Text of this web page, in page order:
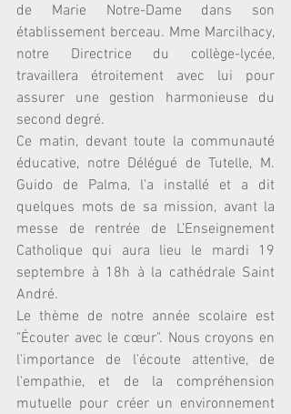
de Marie Notre-Dame dans son
établissement berceau. Mme Marcilhacy,
notre Directrice du collège-lycée,
travaillera étroitement avec lui pour
assurer une gestion harmonieuse du
second degré.
Ce matin, devant toute la communauté
éducative, notre Délégué de Tutelle, M.
Guido de Palma, l’a installé et a dit
quelques mots de sa mission, avant la
messe de rentrée de L’Enseignement
Catholique qui aura lieu le mardi 19
septembre à 18h à la cathédrale Saint
André.
Le thème de notre année scolaire est
"Écouter avec le cœur". Nous croyons en
l'importance de l'écoute attentive, de
l'empathie, et de la compréhension
mutuelle pour créer un environnement